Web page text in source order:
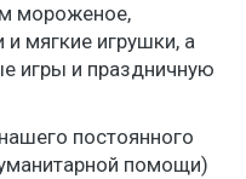
мороженое,
мягкие игрушки, а
игры и праздничную
постоянного
помощи)